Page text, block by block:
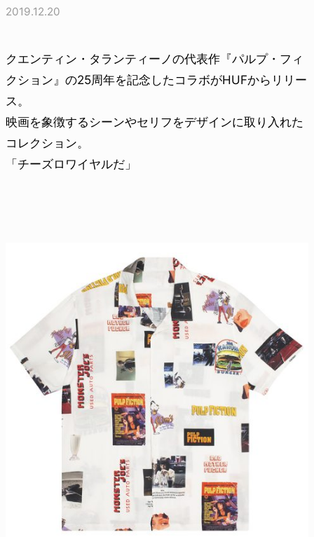
2019.12.20
クエンティン・タランティーノの代表作『パルプ・フィ
クション』の25周年を記念したコラボがHUFからリリー
ス。
映画を象徴するシーンやセリフをデザインに取り入れた
コレクション。
「チーズロワイヤルだ」